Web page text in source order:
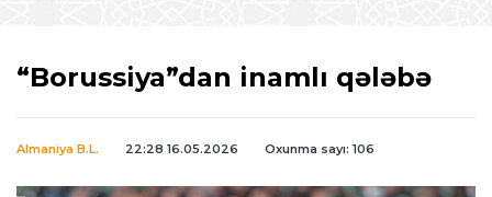
“Borussiya”dan inamlı qələbə
Almaniya B.L. 22:28 16.05.2026 Oxunma sayı: 106